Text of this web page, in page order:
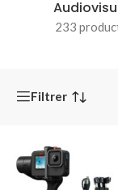
233
Filtrer